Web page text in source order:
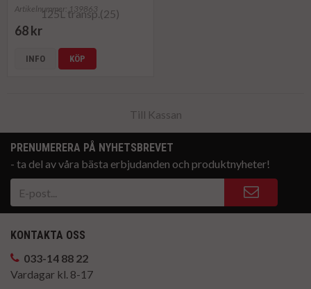
Artikelnummer: 139863
68 kr
INFO KÖP
Till Kassan
PRENUMERERA PÅ NYHETSBREVET
- ta del av våra bästa erbjudanden och produktnyheter!
KONTAKTA OSS
033-14 88 22
Vardagar kl. 8-17